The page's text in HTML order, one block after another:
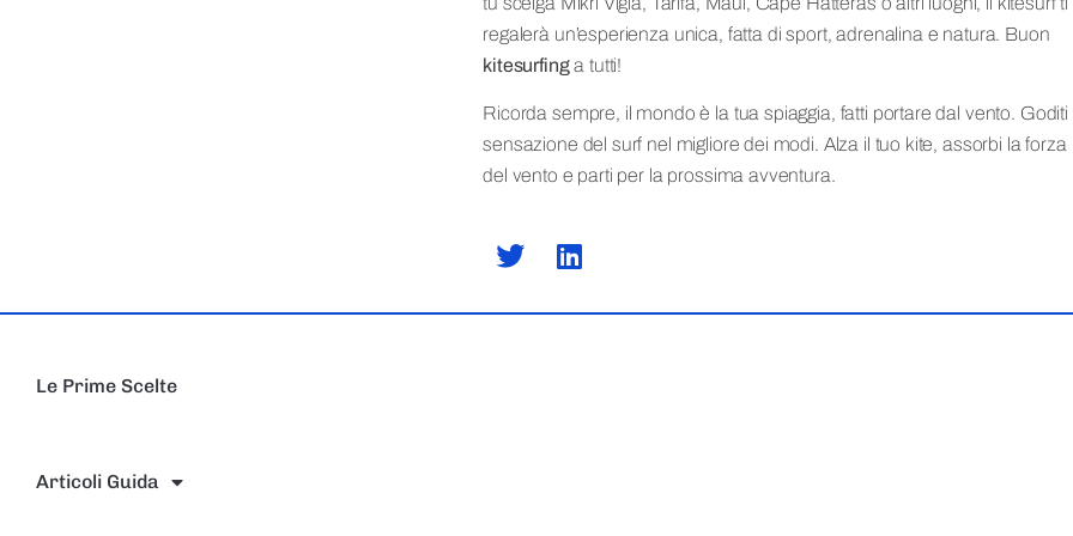
regalerà un’esperienza unica, fatta di sport, adrenalina e natura. Buon
kitesurfinga tutti!
Ricorda sempre, il mondo è la tua spiaggia, fatti portare dal vento. Goditi
sensazione del surf nel migliore dei modi. Alza il tuo kite, assorbi la forza
del vento e parti per la prossima avventura.
Le Prime Scelte
Articoli Guida